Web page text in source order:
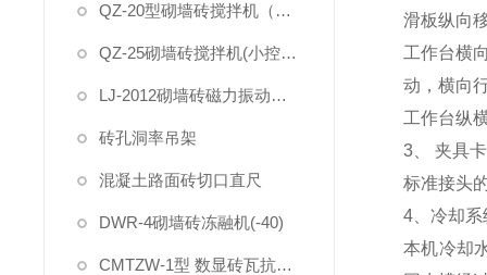
QZ-20型砌墙砖搅拌机（大控制器）
QZ-25砌墙砖搅拌机(小控制器)
LJ-2012砌墙砖磁力振动台(抛光)-喷漆
砖孔洞率吊架
混凝土路面砖切口直尺
DWR-4砌墙砖冻融机(-40)
CMTZW-1型 数显砖瓦抗折试验机
滑板纵向
工作台横
动，横向
工作台纵
3 、 夹具
标准接头
4 、冷却
本机冷却